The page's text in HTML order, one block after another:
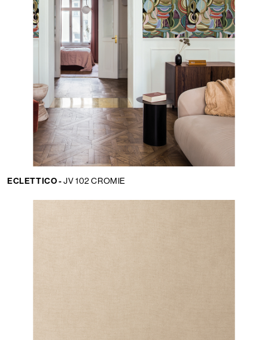
ECLETTICO -JV 102 CROMIE